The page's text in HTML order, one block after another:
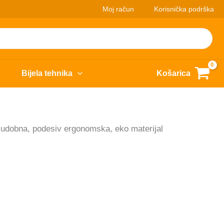
Moj račun Korisnička podrška
Bijela tehnika Košarica
podesiv ergonomska, eko materijal